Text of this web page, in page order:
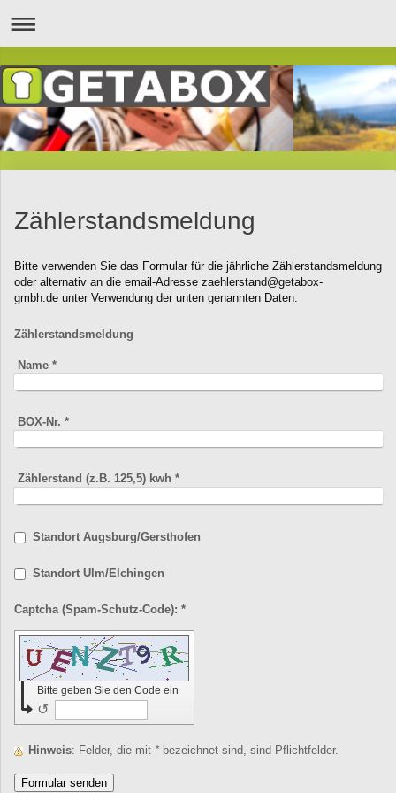
Zählerstandsmeldung
Bitte verwenden Sie das Formular für die jährliche Zählerstandsmeldung
oder alternativ an die email-Adresse zaehlerstand@getabox-
gmbh.de unter Verwendung der unten genannten Daten:
Zählerstandsmeldung
Name *
BOX-Nr. *
Zählerstand (z.B. 125,5) kwh *
Standort Augsburg/Gersthofen
Standort Ulm/Elchingen
Captcha (Spam-Schutz-Code): *
Bitte geben Sie den Code ein
↺
Hinweis : Felder, die mit *bezeichnet sind, sind Pflichtfelder.